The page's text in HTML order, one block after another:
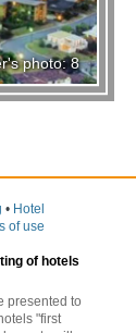
photo: 8
• Hotel
of use
of hotels
presented to
"first